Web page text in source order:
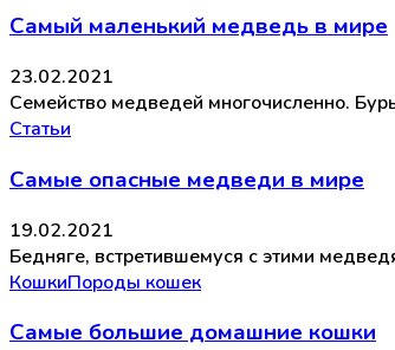
Самый маленький медведь в мире
23.02.2021
Семейство медведей многочисленно.
Статьи
Самые опасные медведи в мире
19.02.2021
Бедняге, встретившемуся с этими
КошкиПороды кошек
Самые большие домашние кошки